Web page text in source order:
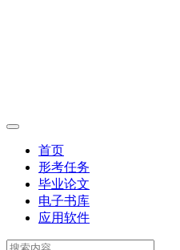
首页
形考任务
毕业论文
电子书库
应用软件